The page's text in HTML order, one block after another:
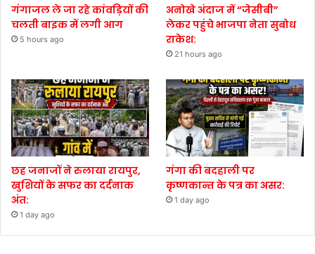
गंगाजल ले जा रहे कांवड़ियों की
चलती बाइक में लगी आग
5 hours ago
अनोखे अंदाज में “जेसीबी”
लेकर पहुंचे भाजपा नेता सुबोध
राकेश:
21 hours ago
छह जनाजों ने रुलाया रायपुर,
खुशियों के सफर का दर्दनाक
अंत:
1 day ago
गंगा की बदहाली पर
कृष्णकान्त के पत्र का असर:
1 day ago